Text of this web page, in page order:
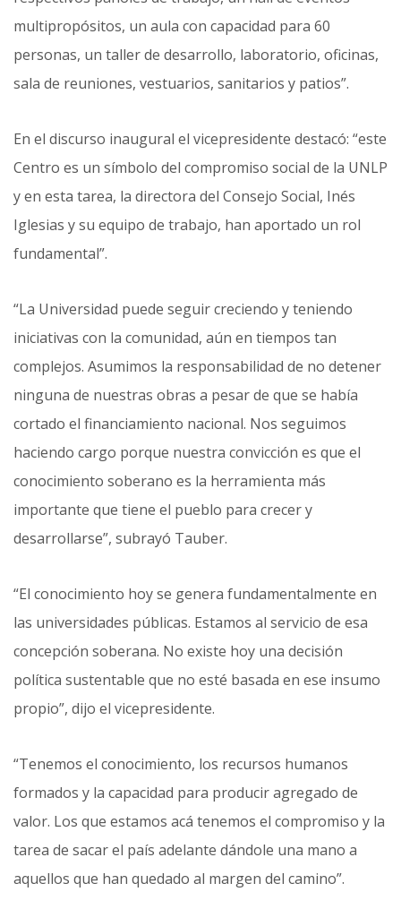
multipropósitos, un aula con capacidad para 60
personas, un taller de desarrollo, laboratorio, oficinas,
sala de reuniones, vestuarios, sanitarios y patios”.
En el discurso inaugural el vicepresidente destacó: “este
Centro es un símbolo del compromiso social de la UNLP
y en esta tarea, la directora del Consejo Social, Inés
Iglesias y su equipo de trabajo, han aportado un rol
fundamental”.
“La Universidad puede seguir creciendo y teniendo
iniciativas con la comunidad, aún en tiempos tan
complejos. Asumimos la responsabilidad de no detener
ninguna de nuestras obras a pesar de que se había
cortado el financiamiento nacional. Nos seguimos
haciendo cargo porque nuestra convicción es que el
conocimiento soberano es la herramienta más
importante que tiene el pueblo para crecer y
desarrollarse”, subrayó Tauber.
“El conocimiento hoy se genera fundamentalmente en
las universidades públicas. Estamos al servicio de esa
concepción soberana. No existe hoy una decisión
política sustentable que no esté basada en ese insumo
propio”, dijo el vicepresidente.
“Tenemos el conocimiento, los recursos humanos
formados y la capacidad para producir agregado de
valor. Los que estamos acá tenemos el compromiso y la
tarea de sacar el país adelante dándole una mano a
aquellos que han quedado al margen del camino”.